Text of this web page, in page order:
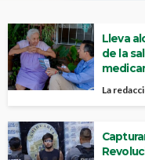
Lleva
de la
La